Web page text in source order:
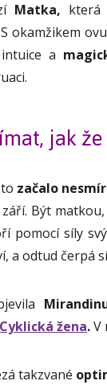
Matka,
okamžikem
a
jak
začalo
Být
pomocí síly
a odtud čerpá
Cyklická žena.V
takzvané